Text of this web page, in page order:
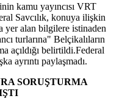
kamu yayıncısı VRT
Savcılık, konuya ilişkin
yer alan bilgilere istinaden
turlarına" Belçikalıların
açıldığı belirtildi.Federal
ayrıntı paylaşmadı.
SORUŞTURMA